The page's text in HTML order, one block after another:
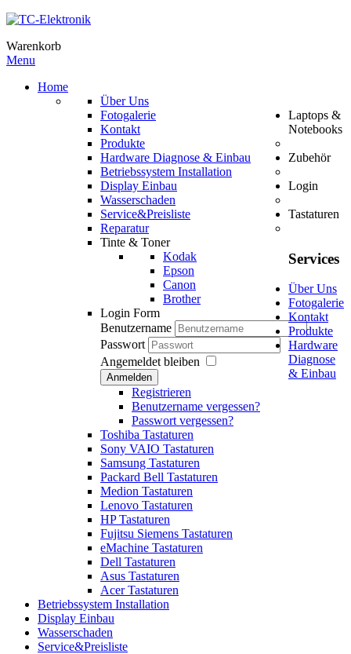
Warenkorb
Menu
Home
Über Uns
Fotogalerie
Kontakt
Produkte
Hardware Diagnose & Einbau
Betriebssystem Installation
Display Einbau
Wasserschaden
Service&Preisliste
Laptops &
Notebooks
Reparatur
Zubehör
Tinte & Toner
Kodak
Epson
Canon
Brother
Login
Login Form
Benutzername
Passwort
Angemeldet bleiben
Anmelden
Registrieren
Benutzername vergessen?
Passwort vergessen?
Tastaturen
Toshiba Tastaturen
Sony VAIO Tastaturen
Samsung Tastaturen
Packard Bell Tastaturen
Medion Tastaturen
Lenovo Tastaturen
HP Tastaturen
Fujitsu Siemens Tastaturen
eMachine Tastaturen
Dell Tastaturen
Asus Tastaturen
Acer Tastaturen
Services
Über Uns
Fotogalerie
Kontakt
Produkte
Hardware
Diagnose
& Einbau
Betriebssystem Installation
Display Einbau
Wasserschaden
Service&Preisliste